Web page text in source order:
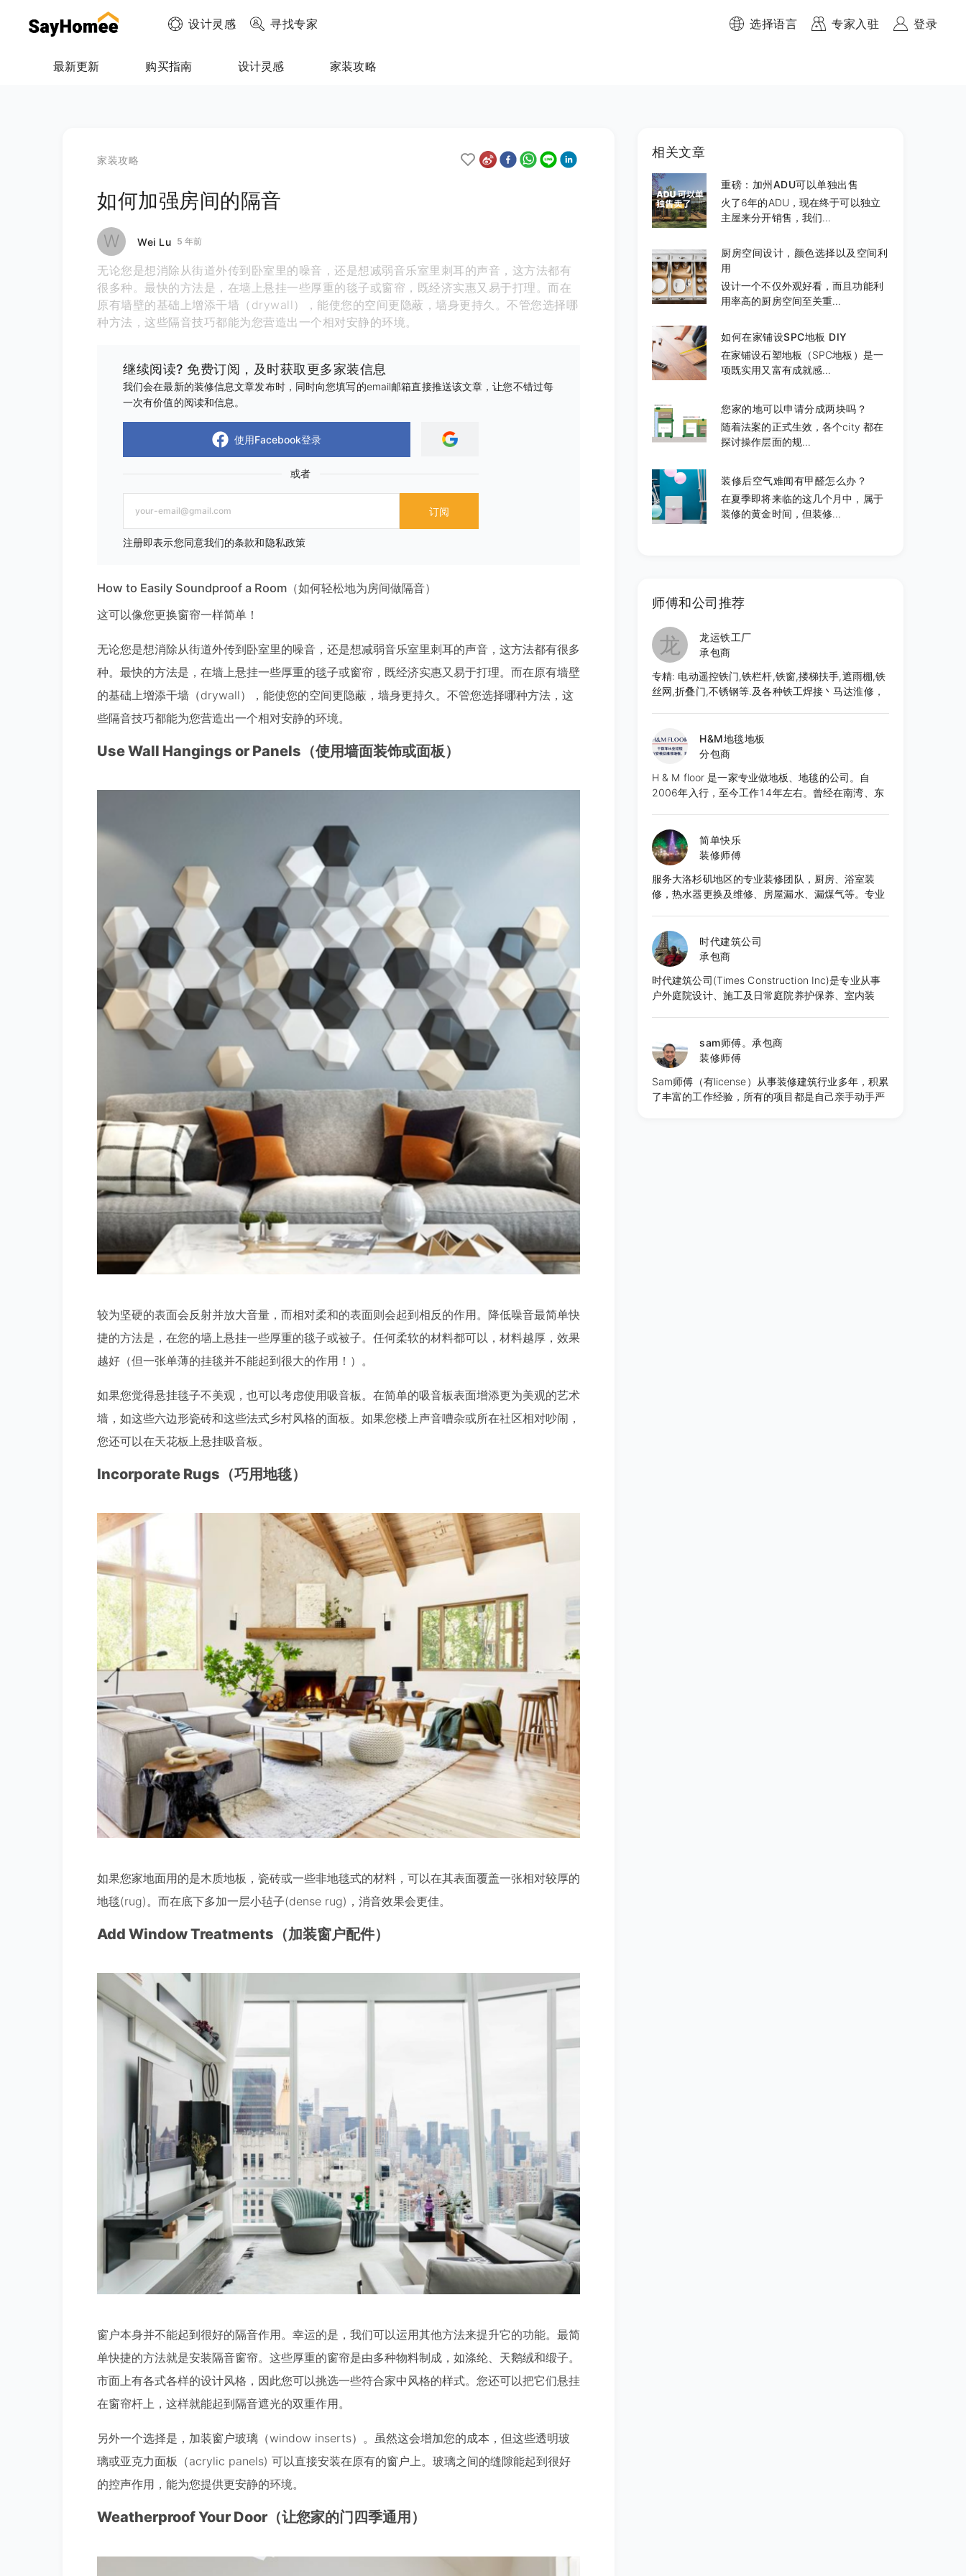
设计灵感 寻找专家 选择语言 专家入驻 登录
最新更新 购买指南 设计灵感 家装攻略
家装攻略
如何加强房间的隔音
W Wei Lu 5 年前
无论您是想消除从街道外传到卧室里的噪音，还是想减弱音乐室里刺耳的声音，这方法都有
很多种。最快的方法是，在墙上悬挂一些厚重的毯子或窗帘，既经济实惠又易于打理。而在
原有墙壁的基础上增添干墙（drywall），能使您的空间更隐蔽，墙身更持久。不管您选择哪
种方法，这些隔音技巧都能为您营造出一个相对安静的环境。
继续阅读? 免费订阅，及时获取更多家装信息
我们会在最新的装修信息文章发布时，同时向您填写的email邮箱直接推送该文章，让您不错过每
一次有价值的阅读和信息。
使用Facebook登录
或者
订阅
注册即表示您同意我们的条款和隐私政策
How to Easily Soundproof a Room（如何轻松地为房间做隔音）
这可以像您更换窗帘一样简单！
无论您是想消除从街道外传到卧室里的噪音，还是想减弱音乐室里刺耳的声音，这方法都有很多
种。最快的方法是，在墙上悬挂一些厚重的毯子或窗帘，既经济实惠又易于打理。而在原有墙壁
的基础上增添干墙（drywall），能使您的空间更隐蔽，墙身更持久。不管您选择哪种方法，这
些隔音技巧都能为您营造出一个相对安静的环境。
Use Wall Hangings or Panels（使用墙面装饰或面板）
较为坚硬的表面会反射并放大音量，而相对柔和的表面则会起到相反的作用。降低噪音最简单快
捷的方法是，在您的墙上悬挂一些厚重的毯子或被子。任何柔软的材料都可以，材料越厚，效果
越好（但一张单薄的挂毯并不能起到很大的作用！）。
如果您觉得悬挂毯子不美观，也可以考虑使用吸音板。在简单的吸音板表面增添更为美观的艺术
墙，如这些六边形瓷砖和这些法式乡村风格的面板。如果您楼上声音嘈杂或所在社区相对吵闹，
您还可以在天花板上悬挂吸音板。
Incorporate Rugs（巧用地毯）
如果您家地面用的是木质地板，瓷砖或一些非地毯式的材料，可以在其表面覆盖一张相对较厚的
地毯(rug)。而在底下多加一层小毡子(dense rug)，消音效果会更佳。
Add Window Treatments（加装窗户配件）
窗户本身并不能起到很好的隔音作用。幸运的是，我们可以运用其他方法来提升它的功能。最简
单快捷的方法就是安装隔音窗帘。这些厚重的窗帘是由多种物料制成，如涤纶、天鹅绒和缎子。
市面上有各式各样的设计风格，因此您可以挑选一些符合家中风格的样式。您还可以把它们悬挂
在窗帘杆上，这样就能起到隔音遮光的双重作用。
另外一个选择是，加装窗户玻璃（window inserts）。虽然这会增加您的成本，但这些透明玻
璃或亚克力面板（acrylic panels) 可以直接安装在原有的窗户上。玻璃之间的缝隙能起到很好
的控声作用，能为您提供更安静的环境。
Weatherproof Your Door（让您家的门四季通用）
相关文章
重磅：加州ADU可以单独出售
火了6年的ADU，现在终于可以独立
主屋来分开销售，我们...
厨房空间设计，颜色选择以及空间利
用
设计一个不仅外观好看，而且功能利
用率高的厨房空间至关重...
如何在家铺设SPC地板 DIY
在家铺设石塑地板（SPC地板）是一
项既实用又富有成就感...
您家的地可以申请分成两块吗？
随着法案的正式生效，各个city 都在
探讨操作层面的规...
装修后空气难闻有甲醛怎么办？
在夏季即将来临的这几个月中，属于
装修的黄金时间，但装修...
师傅和公司推荐
龙
龙运铁工厂
承包商
专精: 电动遥控铁门,铁栏杆,铁窗,搂梯扶手,遮雨棚,铁
丝网,折叠门,不锈钢等.及各种铁工焊接丶马达淮修，
652-9495 张先生E-Mail:
frankzhang818@yahoo.com
H&M地毯地板
分包商
H & M floor 是一家专业做地板、地毯的公司。自
2006年入行，至今工作14年左右。曾经在南湾、东
所有工程均能够按时的，保质保量的完成。目前服务
于湾区的城市。 先提供免费报价咨询服务。
简单快乐
装修师傅
服务大洛杉矶地区的专业装修团队，厨房、浴室装
修，热水器更换及维修、房屋漏水、漏煤气等。专业
时代建筑公司
承包商
时代建筑公司(Times Construction Inc)是专业从事
户外庭院设计、施工及日常庭院养护保养、室内装
系，多年从业经验和案例。以创意设计为先，结合时
尚风格的设计，并可以根据客户的要求，一步步细化
调整设计和材料选用，满足客户预算，达到最佳性价
比。 公司创始人李杰先生是专业资深人士，从业近三
十年，涉足景观工程设计和大型景观工程施工管理，
sam师傅。承包商
装修师傅
Sam师傅（有license）从事装修建筑行业多年，积累
了丰富的工作经验，所有的项目都是自己亲手动手严